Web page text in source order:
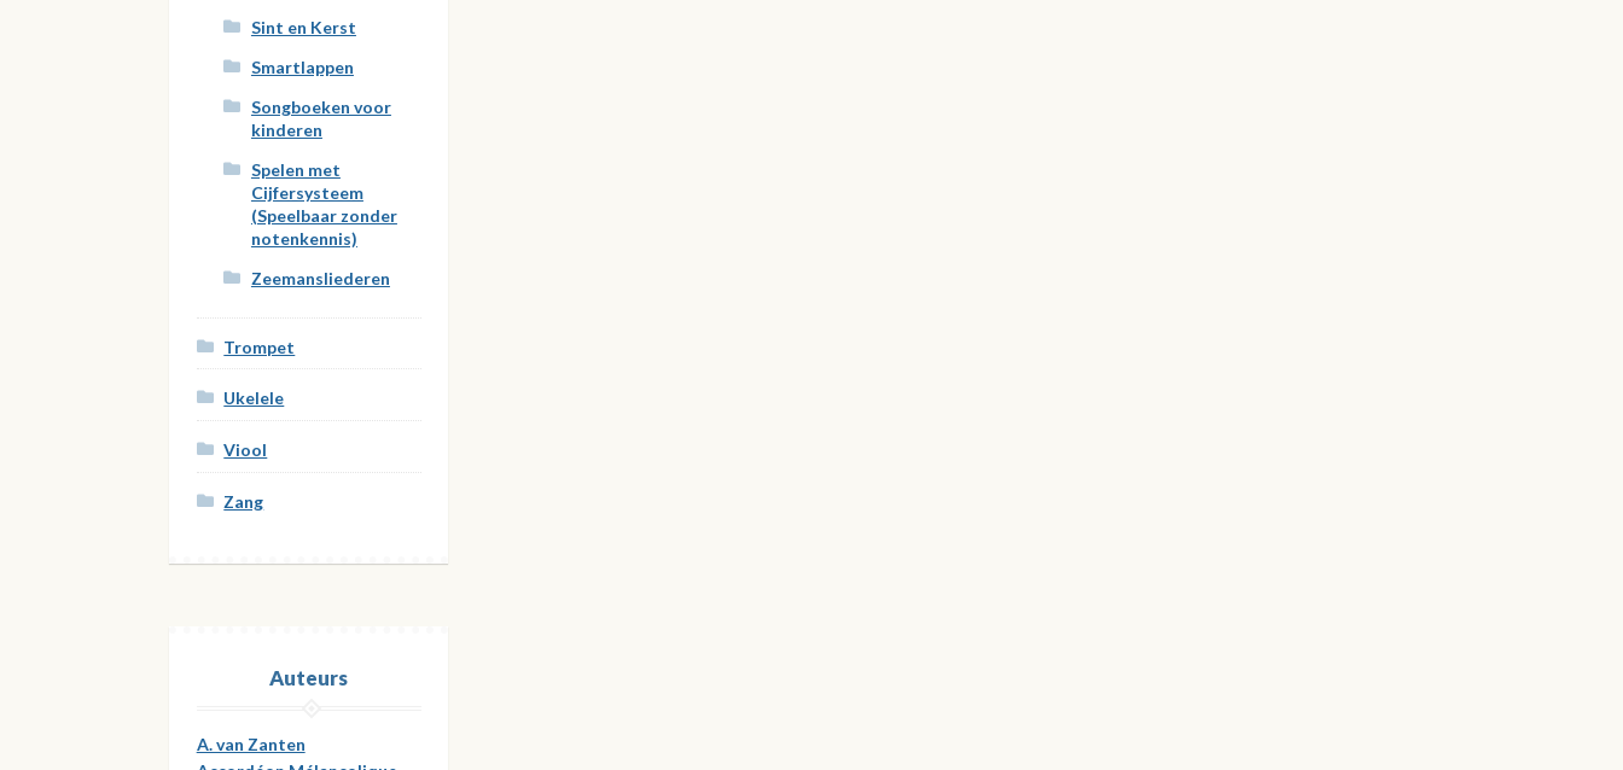
Sint en Kerst
Smartlappen
Songboeken voor
kinderen
Spelen met
Cijfersysteem
(Speelbaar zonder
notenkennis)
Zeemansliederen
Trompet
Ukelele
Viool
Zang
Auteurs
A. van Zanten